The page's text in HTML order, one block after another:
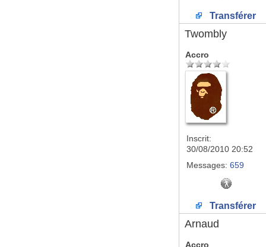
Transférer
Twombly
Accro
Inscrit:
30/08/2010 20:52
Messages: 659
Transférer
Arnaud
Accro